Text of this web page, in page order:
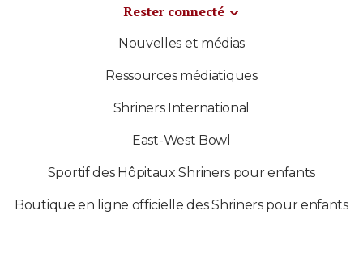
Rester connecté
Nouvelles et médias
Ressources médiatiques
Shriners International
East-West Bowl
Sportif des Hôpitaux Shriners pour enfants
Boutique en ligne officielle des Shriners pour enfants